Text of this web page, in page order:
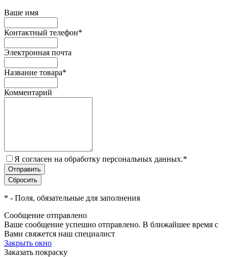
Ваше имя
Контактный телефон*
Электронная почта
Название товара*
Комментарий
Я согласен на обработку персональных данных.*
* - Поля, обязательные для заполнения
Сообщение отправлено
Ваше сообщение успешно отправлено. В ближайшее время с
Вами свяжется наш специалист
Закрыть окно
Заказать покраску